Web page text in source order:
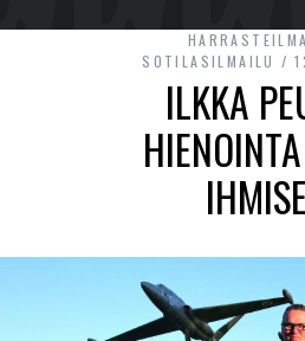
SOTILASILMAILU
ILKKA